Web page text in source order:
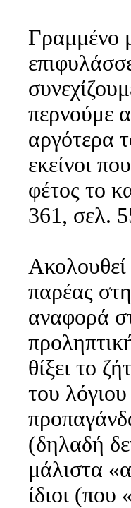
Γραμμένο
περνούμε
αργότερα
εκείνοι
φέτος το
361, σελ.
Ακολουθεί
παρέας
αναφορά
θίξει το
του
(δηλαδή
μάλιστα
ίδιοι (που